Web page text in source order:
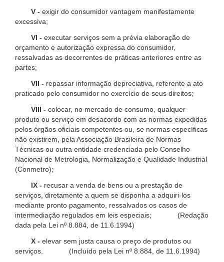
V - exigir do consumidor vantagem manifestamente
excessiva;
VI - executar serviços sem a prévia elaboração de
orçamento e autorização expressa do consumidor,
ressalvadas as decorrentes de práticas anteriores entre as
partes;
VII - repassar informação depreciativa, referente a ato
praticado pelo consumidor no exercício de seus direitos;
VIII - colocar, no mercado de consumo, qualquer
produto ou serviço em desacordo com as normas expedidas
pelos órgãos oficiais competentes ou, se normas específicas
não existirem, pela Associação Brasileira de Normas
Técnicas ou outra entidade credenciada pelo Conselho
Nacional de Metrologia, Normalização e Qualidade Industrial
(Conmetro);
IX - recusar a venda de bens ou a prestação de
serviços, diretamente a quem se disponha a adquiri-los
mediante pronto pagamento, ressalvados os casos de
intermediação regulados em leis especiais; (Redação
dada pela Lei nº 8.884, de 11.6.1994)
X - elevar sem justa causa o preço de produtos ou
serviços. (Incluído pela Lei nº 8.884, de 11.6.1994)